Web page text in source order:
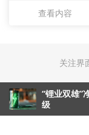
查看内容
关注界
“锂业双雄”
级